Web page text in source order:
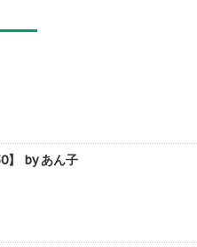
】 by あん子